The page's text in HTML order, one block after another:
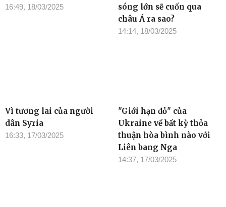
16:49, 18/03/2025
sóng lớn sẽ cuốn qua
châu Á ra sao?
14:14, 18/03/2025
Vì tương lai của người
dân Syria
16:33, 17/03/2025
"Giới hạn đỏ" của
Ukraine về bất kỳ thỏa
thuận hòa bình nào với
Liên bang Nga
14:37, 17/03/2025